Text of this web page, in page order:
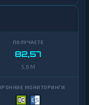
82,57
5,6 M